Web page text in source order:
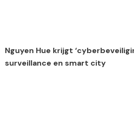
Nguyen Hue krijgt
surveillance en smart city